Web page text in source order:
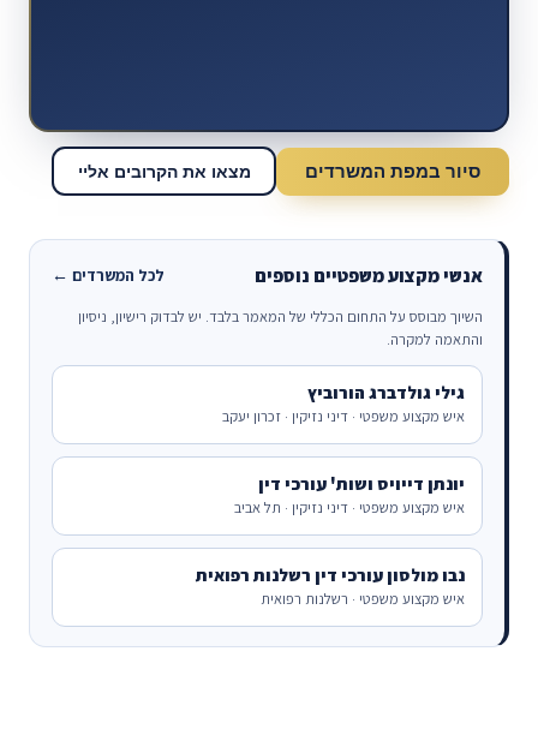
סיור במפת המשרדים מצאו את הקרובים אליי
אנשי מקצוע משפטיים נוספים לכל המשרדים ←
השיוך מבוסס על התחום הכללי של המאמר בלבד. יש לבדוק רישיון, ניסיון
והתאמה למקרה.
גילי גולדברג הורוביץ
איש מקצוע משפטי · דיני נזיקין · זכרון יעקב
יונתן דייויס ושות' עורכי דין
איש מקצוע משפטי · דיני נזיקין · תל אביב
נבו מולסון עורכי דין רשלנות רפואית
איש מקצוע משפטי · רשלנות רפואית